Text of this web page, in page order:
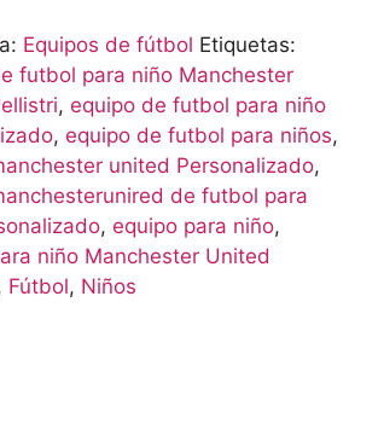
Equipos de fútbol Etiquetas:
futbol para niño Manchester
, equipo de futbol para niño
, equipo de futbol para niños,
united Personalizado,
de futbol para
, equipo para niño,
niño Manchester United
Fútbol, Niños